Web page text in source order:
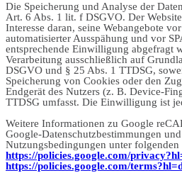
Die Speicherung und Analyse der
Art. 6 Abs. 1 lit. f DSGVO. Der
Interesse daran, seine Webangebote
automatisierter Ausspähung und vor
entsprechende Einwilligung abgefragt
Verarbeitung ausschließlich auf
DSGVO und § 25 Abs. 1 TTDSG,
Speicherung von Cookies oder den
Endgerät des Nutzers (z. B. Device-
TTDSG umfasst. Die Einwilligung ist
Weitere Informationen zu Google
Google-Datenschutzbestimmungen
Nutzungsbedingungen unter
https://policies.google.com/
https://policies.google.com/